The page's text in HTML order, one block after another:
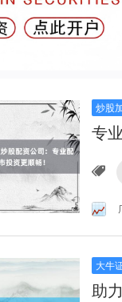
炒股
专
大牛
助